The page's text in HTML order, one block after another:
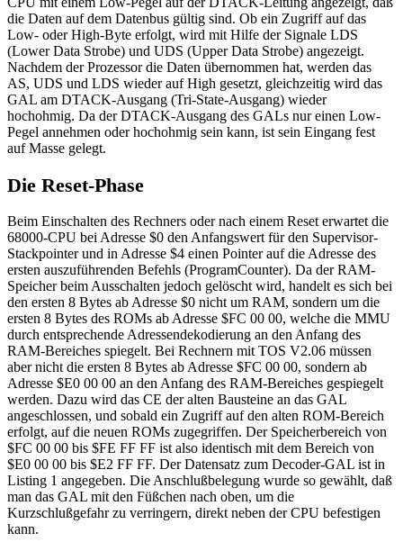
die Daten auf dem Datenbus gültig sind. Ob ein Zugriff auf das
Low- oder High-Byte erfolgt, wird mit Hilfe der Signale LDS
(Lower Data Strobe) und UDS (Upper Data Strobe) angezeigt.
Nachdem der Prozessor die Daten übernommen hat, werden das
AS, UDS und LDS wieder auf High gesetzt, gleichzeitig wird das
GAL am DTACK-Ausgang (Tri-State-Ausgang) wieder
hochohmig. Da der DTACK-Ausgang des GALs nur einen Low-
Pegel annehmen oder hochohmig sein kann, ist sein Eingang fest
auf Masse gelegt.
Die Reset-Phase
Beim Einschalten des Rechners oder nach einem Reset erwartet die
68000-CPU bei Adresse $0 den Anfangswert für den Supervisor-
Stackpointer und in Adresse $4 einen Pointer auf die Adresse des
ersten auszuführenden Befehls (ProgramCounter). Da der RAM-
Speicher beim Ausschalten jedoch gelöscht wird, handelt es sich bei
den ersten 8 Bytes ab Adresse $0 nicht um RAM, sondern um die
ersten 8 Bytes des ROMs ab Adresse $FC 00 00, welche die MMU
durch entsprechende Adressendekodierung an den Anfang des
RAM-Bereiches spiegelt. Bei Rechnern mit TOS V2.06 müssen
aber nicht die ersten 8 Bytes ab Adresse $FC 00 00, sondern ab
Adresse $E0 00 00 an den Anfang des RAM-Bereiches gespiegelt
werden. Dazu wird das CE der alten Bausteine an das GAL
angeschlossen, und sobald ein Zugriff auf den alten ROM-Bereich
erfolgt, auf die neuen ROMs zugegriffen. Der Speicherbereich von
$FC 00 00 bis $FE FF FF ist also identisch mit dem Bereich von
$E0 00 00 bis $E2 FF FF. Der Datensatz zum Decoder-GAL ist in
Listing 1 angegeben. Die Anschlußbelegung wurde so gewählt, daß
man das GAL mit den Füßchen nach oben, um die
Kurzschlußgefahr zu verringern, direkt neben der CPU befestigen
kann.